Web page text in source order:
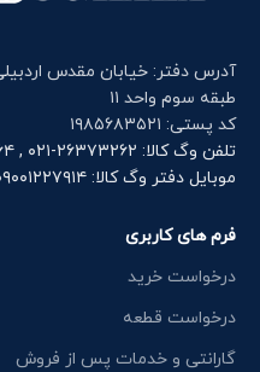
طبقه سوم واحد ۱۱
کد پستی: ۱۹۸۵۶۸۳۵۲۱
تلفن وگ کالا: ۲۶۳۷۳۲۶۲-۰۲۱ , ۲۶۳۷۳۲۶۴-۰۲۱
موبایل دفتر وگ کالا: ۰۹۰۰۱۲۲۷۹۱۴
فرم های کاربری
درخواست خرید
درخواست قطعه
گارانتی و خدمات پس از فروش